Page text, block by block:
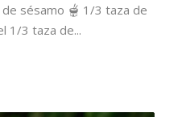
de sésamo 🫕 1/3 taza de
1/3 taza de...